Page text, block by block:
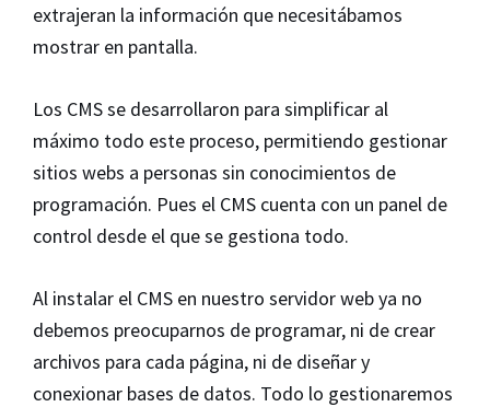
extrajeran la información que necesitábamos
mostrar en pantalla.
Los CMS se desarrollaron para simplificar al
máximo todo este proceso, permitiendo gestionar
sitios webs a personas sin conocimientos de
programación. Pues el CMS cuenta con un panel de
control desde el que se gestiona todo.
Al instalar el CMS en nuestro servidor web ya no
debemos preocuparnos de programar, ni de crear
archivos para cada página, ni de diseñar y
conexionar bases de datos. Todo lo gestionaremos